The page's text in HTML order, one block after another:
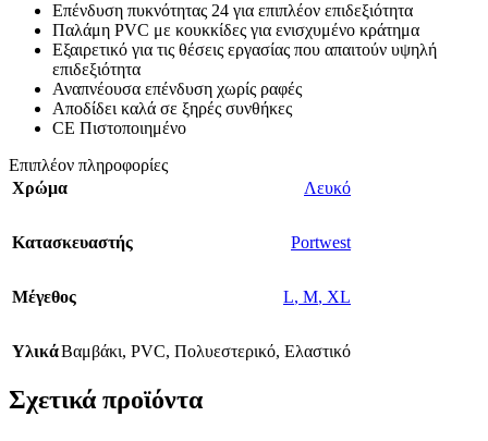
Επένδυση πυκνότητας 24 για επιπλέον επιδεξιότητα
Παλάμη PVC με κουκκίδες για ενισχυμένο κράτημα
Εξαιρετικό για τις θέσεις εργασίας που απαιτούν υψηλή
επιδεξιότητα
Αναπνέουσα επένδυση χωρίς ραφές
Αποδίδει καλά σε ξηρές συνθήκες
CE Πιστοποιημένο
Επιπλέον πληροφορίες
Χρώμα
Λευκό
Κατασκευαστής Portwest
Μέγεθος L, M, XL
ΥλικάΒαμβάκι, PVC, Πολυεστερικό, Ελαστικό
Σχετικά προϊόντα